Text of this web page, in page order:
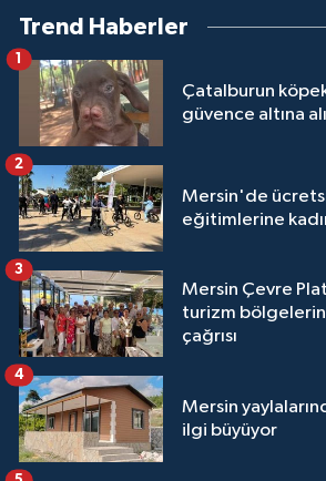
Trend Haberler
Çatalburun
güvence altına
1
Mersin'de
eğitimlerine
2
Mersin Çevre
turizm
çağrısı
3
Mersin
ilgi büyüyor
4